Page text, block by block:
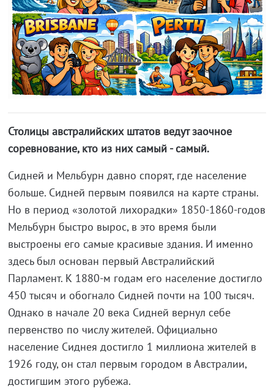
Столицы австралийских штатов ведут заочное
соревнование, кто из них самый - самый.
Сидней и Мельбурн давно спорят, где население
больше. Сидней первым появился на карте страны.
Но в период «золотой лихорадки» 1850-1860-годов
Мельбурн быстро вырос, в это время были
выстроены его самые красивые здания. И именно
здесь был основан первый Австралийский
Парламент. К 1880-м годам его население достигло
450 тысяч и обогнало Сидней почти на 100 тысяч.
Однако в начале 20 века Сидней вернул себе
первенство по числу жителей. Официально
население Сиднея достигло 1 миллиона жителей в
1926 году, он стал первым городом в Австралии,
достигшим этого рубежа.